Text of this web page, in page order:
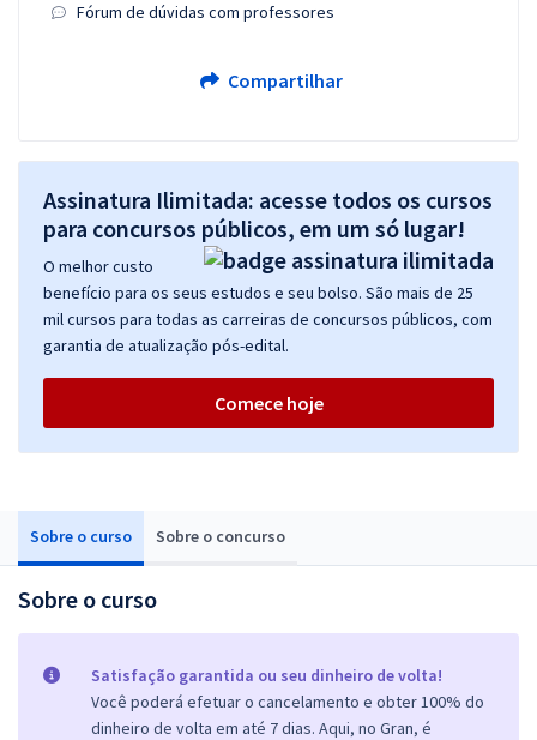
Sobre o curso Sobre o concurso
Sobre o curso
Satisfação garantida ou seu dinheiro de volta!
Você poderá efetuar o cancelamento e obter 100% do
dinheiro de volta em até 7 dias. Aqui, no Gran, é
Fórum de dúvidas com professores
Compartilhar
Assinatura Ilimitada: acesse todos os cursos
para concursos públicos, em um só lugar!
O melhor custo
benefício para os seus estudos e seu bolso. São mais de 25
mil cursos para todas as carreiras de concursos públicos, com
garantia de atualização pós-edital.
Comece hoje